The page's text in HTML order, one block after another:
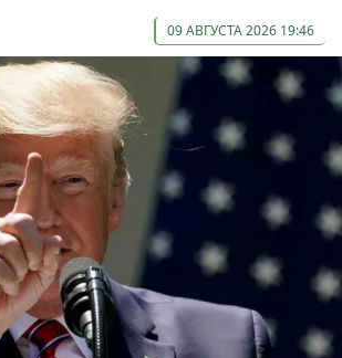
09 АВГУСТА 2026 19:46